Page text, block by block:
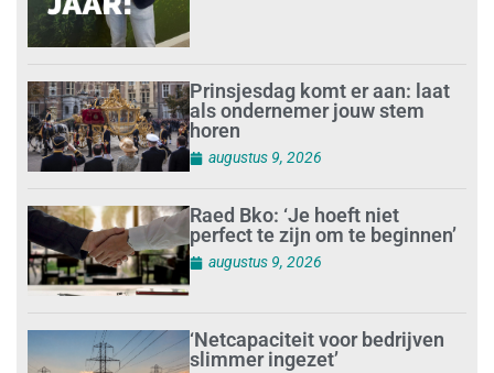
Prinsjesdag komt er aan: laat
als ondernemer jouw stem
horen
augustus 9, 2026
Raed Bko: ‘Je hoeft niet
perfect te zijn om te beginnen’
augustus 9, 2026
‘Netcapaciteit voor bedrijven
slimmer ingezet’